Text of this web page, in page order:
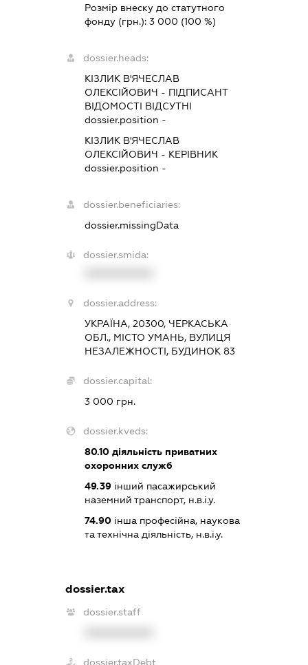
Розмір внеску до статутного
фонду (грн.): 3 000 (100 %)
dossier.heads:
КІЗЛИК В'ЯЧЕСЛАВ
ОЛЕКСІЙОВИЧ - ПІДПИСАНТ
ВІДОМОСТІ ВІДСУТНІ
dossier.position -
КІЗЛИК В'ЯЧЕСЛАВ
ОЛЕКСІЙОВИЧ - КЕРІВНИК
dossier.position -
dossier.beneficiaries:
dossier.missingData
dossier.smida:
dossier.address:
УКРАЇНА, 20300, ЧЕРКАСЬКА
ОБЛ., МІСТО УМАНЬ, ВУЛИЦЯ
НЕЗАЛЕЖНОСТІ, БУДИНОК 83
dossier.capital:
3 000 грн.
dossier.kveds:
80.10діяльність приватних
охоронних служб
49.39інший пасажирський
наземний транспорт, н.в.і.у.
74.90інша професійна, наукова
та технічна діяльність, н.в.і.у.
dossier.tax
dossier.staff
dossier.taxDebt